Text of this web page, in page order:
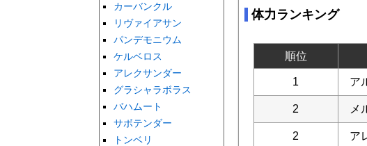
カーバンクル
リヴァイアサン
パンデモニウム
ケルベロス
アレクサンダー
グラシャラボラス
バハムート
サボテンダー
トンベリ
体力ランキング
順位
1 ア
2 メ
2 ア